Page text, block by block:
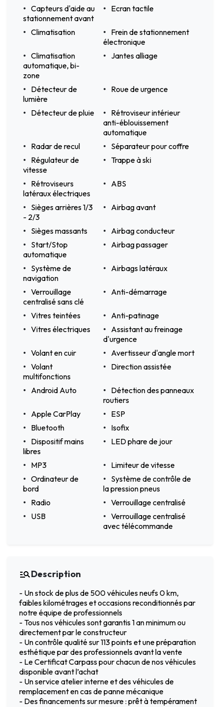
Capteurs d'aide au
stationnement avant
Ecran tactile
Climatisation
Frein de stationnement
électronique
Climatisation
automatique, bi-
zone
Jantes alliage
Détecteur de
lumière
Roue de urgence
Détecteur de pluie
Rétroviseur intérieur
anti-éblouissement
automatique
Radar de recul
Séparateur pour coffre
Régulateur de
vitesse
Trappe à ski
Rétroviseurs
latéraux électriques
ABS
Sièges arrières 1/3
- 2/3
Airbag avant
Sièges massants
Airbag conducteur
Start/Stop
automatique
Airbag passager
Système de
navigation
Airbags latéraux
Verrouillage
centralisé sans clé
Anti-démarrage
Vitres teintées
Anti-patinage
Vitres électriques
Assistant au freinage
d'urgence
Volant en cuir
Avertisseur d'angle mort
Volant
multifonctions
Direction assistée
Android Auto
Détection des panneaux
routiers
Apple CarPlay
ESP
Bluetooth
Isofix
Dispositif mains
libres
LED phare de jour
MP3
Limiteur de vitesse
Ordinateur de
bord
Système de contrôle de
la pression pneus
Radio
Verrouillage centralisé
USB
Verrouillage centralisé
avec télécommande
Description
- Un stock de plus de 500 véhicules neufs 0 km,
faibles kilométrages et occasions reconditionnés par
notre équipe de professionnels
- Tous nos véhicules sont garantis 1 an minimum ou
directement par le constructeur
- Un contrôle qualité sur 113 points et une préparation
esthétique par des professionnels avant la vente
- Le Certificat Carpass pour chacun de nos véhicules
disponible avant l’achat
- Un service atelier interne et des véhicules de
remplacement en cas de panne mécanique
- Des financements sur mesure : prêt à tempérament